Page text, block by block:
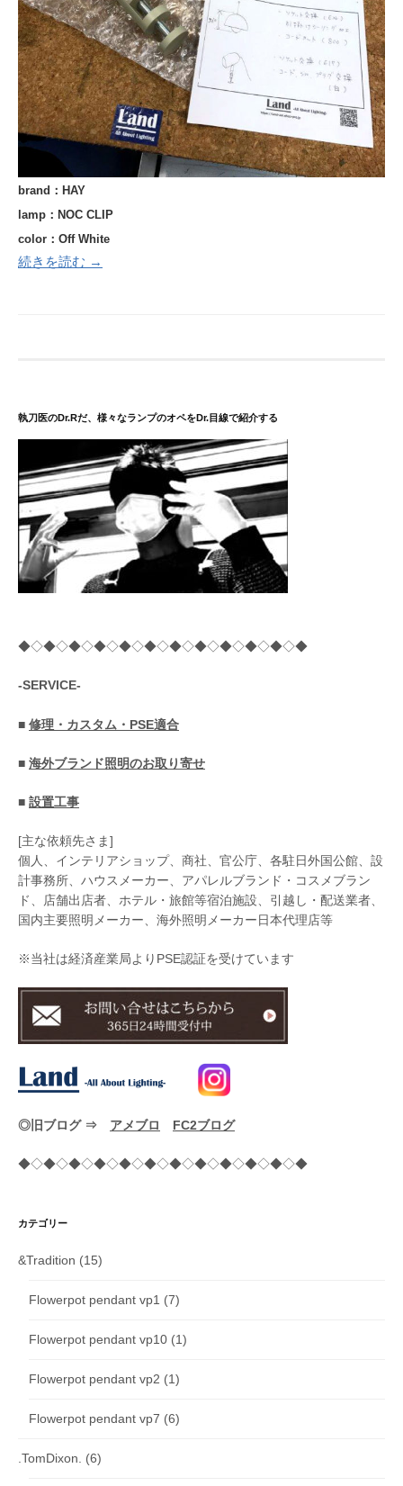
brand：HAY
lamp：NOC CLIP
color：Off White
続きを読む →
執刀医のDr.Rだ、様々なランプのオペをDr.目線で紹介する
◆◇◆◇◆◇◆◇◆◇◆◇◆◇◆◇◆◇◆◇◆◇◆
-SERVICE-
■ 修理・カスタム・PSE適合
■ 海外ブランド照明のお取り寄せ
■ 設置工事
[主な依頼先さま]
個人、インテリアショップ、商社、官公庁、各駐日外国公館、設
計事務所、ハウスメーカー、アパレルブランド・コスメブラン
ド、店舗出店者、ホテル・旅館等宿泊施設、引越し・配送業者、
国内主要照明メーカー、海外照明メーカー日本代理店等
※当社は経済産業局よりPSE認証を受けています
◎旧ブログ ⇒ アメブロ FC2ブログ
◆◇◆◇◆◇◆◇◆◇◆◇◆◇◆◇◆◇◆◇◆◇◆
カテゴリー
&Tradition (15)
Flowerpot pendant vp1 (7)
Flowerpot pendant vp10 (1)
Flowerpot pendant vp2 (1)
Flowerpot pendant vp7 (6)
.TomDixon. (6)